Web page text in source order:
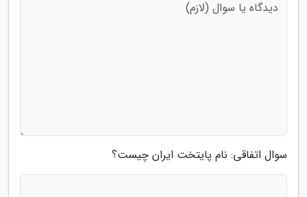
سوال اتفاقی: نام پایتخت ایران چیست؟